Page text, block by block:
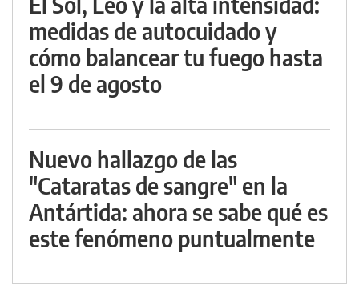
medidas de autocuidado y
cómo balancear tu fuego hasta
el 9 de agosto
Nuevo hallazgo de las
"Cataratas de sangre" en la
Antártida: ahora se sabe qué es
este fenómeno puntualmente